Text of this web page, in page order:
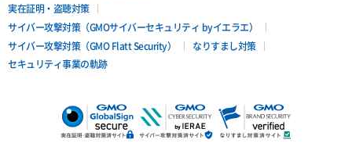
実在証明・盗聴対策
サイバー攻撃対策（GMOサイバーセキュリティ byイエラエ）
サイバー攻撃対策（GMO Flatt Security）
なりすまし対策
セキュリティ事業の軌跡